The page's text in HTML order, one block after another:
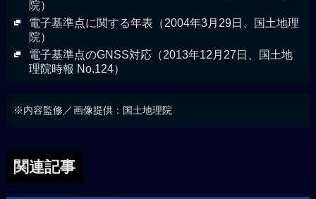
院）
電子基準点に関する年表（2004年3月29日、国土地理
院）
電子基準点のGNSS対応（2013年12月27日、国土地
理院時報 No.124）
※内容監修／画像提供：国土地理院
関連記事